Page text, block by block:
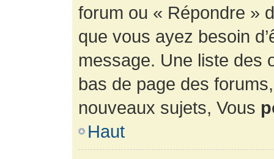
forum ou « Répondre »
que vous ayez besoin
message. Une liste des
bas de page des
nouveaux sujets, Vous
Haut